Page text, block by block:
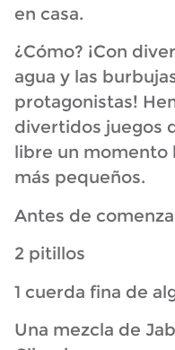
en casa.
¿Cómo? ¡Con
agua y las
protagonistas!
divertidos juegos
libre un momento
más pequeños.
Antes de
2 pitillos
1 cuerda fina de
Una mezcla de